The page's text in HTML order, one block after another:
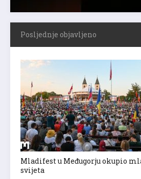
Posljednje objavljeno
Mladifest u Međugorju okupio
svijeta